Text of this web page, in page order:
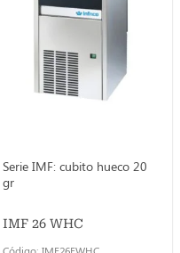
Serie IMF: cubito hueco 20
gr
IMF 26 WHC